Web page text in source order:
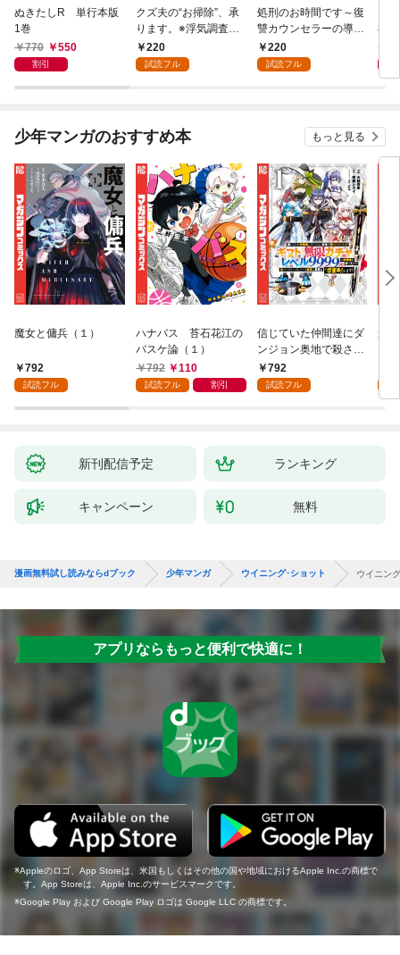
ぬきたしR 単行本版
1巻
770
550
割引
クズ夫の“お掃除”、承
ります。※浮気調査、
無料サービス付き 1巻
220
試読フル
処刑のお時間です～復
讐カウンセラーの導き
～ 1巻
220
試読フル
神
1巻
少年マンガのおすすめ本 もっと見る
魔女と傭兵（１）
792
試読フル
ハナバス 苔石花江の
バスケ論（１）
792
110
試読フル 割引
信じていた仲間達にダ
ンジョン奥地で殺され
かけたがギフト『無限
ガチャ』でレベル９９
（１）
792
試読フル
追
強
～
新刊配信予定 ランキング
キャンペーン 無料
漫画無料試し読みならdブック 少年マンガ ウイニング･ショット ウイニン
アプリならもっと便利で快適に！
Appleのロゴ、App Storeは、米国もしくはその他の国や地域におけるApple Inc.の商標で
す。App Storeは、Apple Inc.のサービスマークです。
Google Play および Google Play ロゴは Google LLC の商標です。